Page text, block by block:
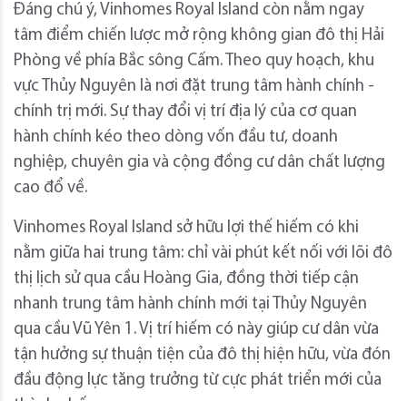
Đáng chú ý, Vinhomes Royal Island còn nằm ngay
tâm điểm chiến lược mở rộng không gian đô thị Hải
Phòng về phía Bắc sông Cấm. Theo quy hoạch, khu
vực Thủy Nguyên là nơi đặt trung tâm hành chính -
chính trị mới. Sự thay đổi vị trí địa lý của cơ quan
hành chính kéo theo dòng vốn đầu tư, doanh
nghiệp, chuyên gia và cộng đồng cư dân chất lượng
cao đổ về.
Vinhomes Royal Island sở hữu lợi thế hiếm có khi
nằm giữa hai trung tâm: chỉ vài phút kết nối với lõi đô
thị lịch sử qua cầu Hoàng Gia, đồng thời tiếp cận
nhanh trung tâm hành chính mới tại Thủy Nguyên
qua cầu Vũ Yên 1. Vị trí hiếm có này giúp cư dân vừa
tận hưởng sự thuận tiện của đô thị hiện hữu, vừa đón
đầu động lực tăng trưởng từ cực phát triển mới của